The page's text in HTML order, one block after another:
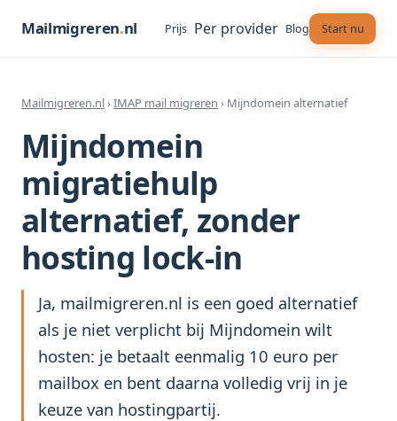
Mailmigreren.nl Prijs Per provider Blog Start nu
Mailmigreren.nl›IMAP mail migreren › Mijndomein alternatief
Mijndomein
migratiehulp
alternatief, zonder
hosting lock-in
Ja, mailmigreren.nl is een goed alternatief
als je niet verplicht bij Mijndomein wilt
hosten: je betaalt eenmalig 10 euro per
mailbox en bent daarna volledig vrij in je
keuze van hostingpartij.